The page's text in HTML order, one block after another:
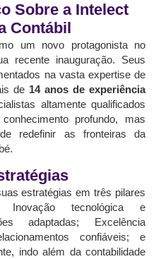
Sobre a Intelect
Contábil
um novo protagonista no
recente inauguração. Seus
na vasta expertise de
de 14 anos de experiência
altamente qualificados
profundo, mas
redefinir as fronteiras da
estratégias em três pilares
Inovação tecnológica e
adaptadas; Excelência
confiáveis; e
indo além da contabilidade